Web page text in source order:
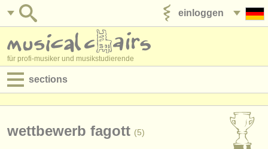
einloggen
für profi-musiker und musikstudierende
sections
wettbewerb fagott (5)